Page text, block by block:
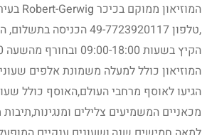
,טלפון 49-7723920117
הקיץ בשעות 09:00-18:00 ובחורף מהשעה 10:00-17:00.
המוזיאון כולל למעלה משמונת אלפים
הגיעו לאוסף מרחבי העולם,האוסף כולל
מכאניים המשמיעים צלילים